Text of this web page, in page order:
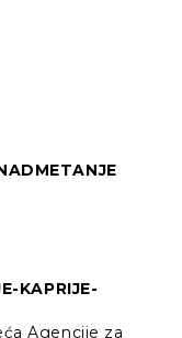
KAPRIJE-
Agencije za